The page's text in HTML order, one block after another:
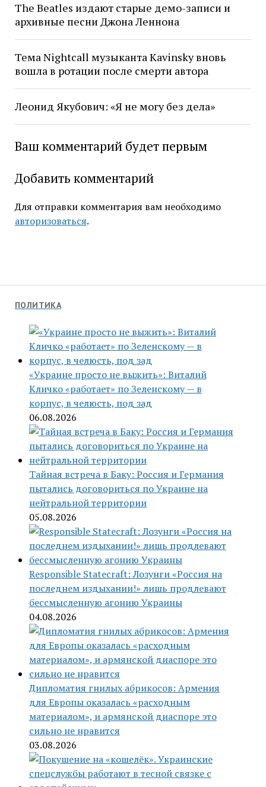
ПОЛИТИКА
«Украине просто не выжить»: Виталий
Кличко «работает» по Зеленскому — в
корпус, в челюсть, под зад
06.08.2026
Тайная встреча в Баку: Россия и Германия
пытались договориться по Украине на
нейтральной территории
05.08.2026
Responsible Statecraft: Лозунги «Россия на
последнем издыхании!» лишь продлевают
бессмысленную агонию Украины
04.08.2026
Дипломатия гнилых абрикосов: Армения
для Европы оказалась «расходным
материалом», и армянской диаспоре это
сильно не нравится
03.08.2026
The Beatles издают старые демо-записи и
архивные песни Джона Леннона
Тема Nightcall музыканта Kavinsky вновь
вошла в ротации после смерти автора
Леонид Якубович: «Я не могу без дела»
Ваш комментарий будет первым
Добавить комментарий
Для отправки комментария вам необходимо
авторизоваться.